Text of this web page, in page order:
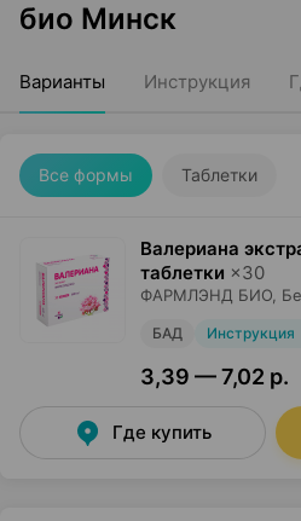
био Минск
Варианты Инструкция
Все формы Таблетки
Валериана
таблетки ×30
ФАРМЛЭНД БИО ,
БАД Инструкция
3,39 — 7,02 р.
Где купить